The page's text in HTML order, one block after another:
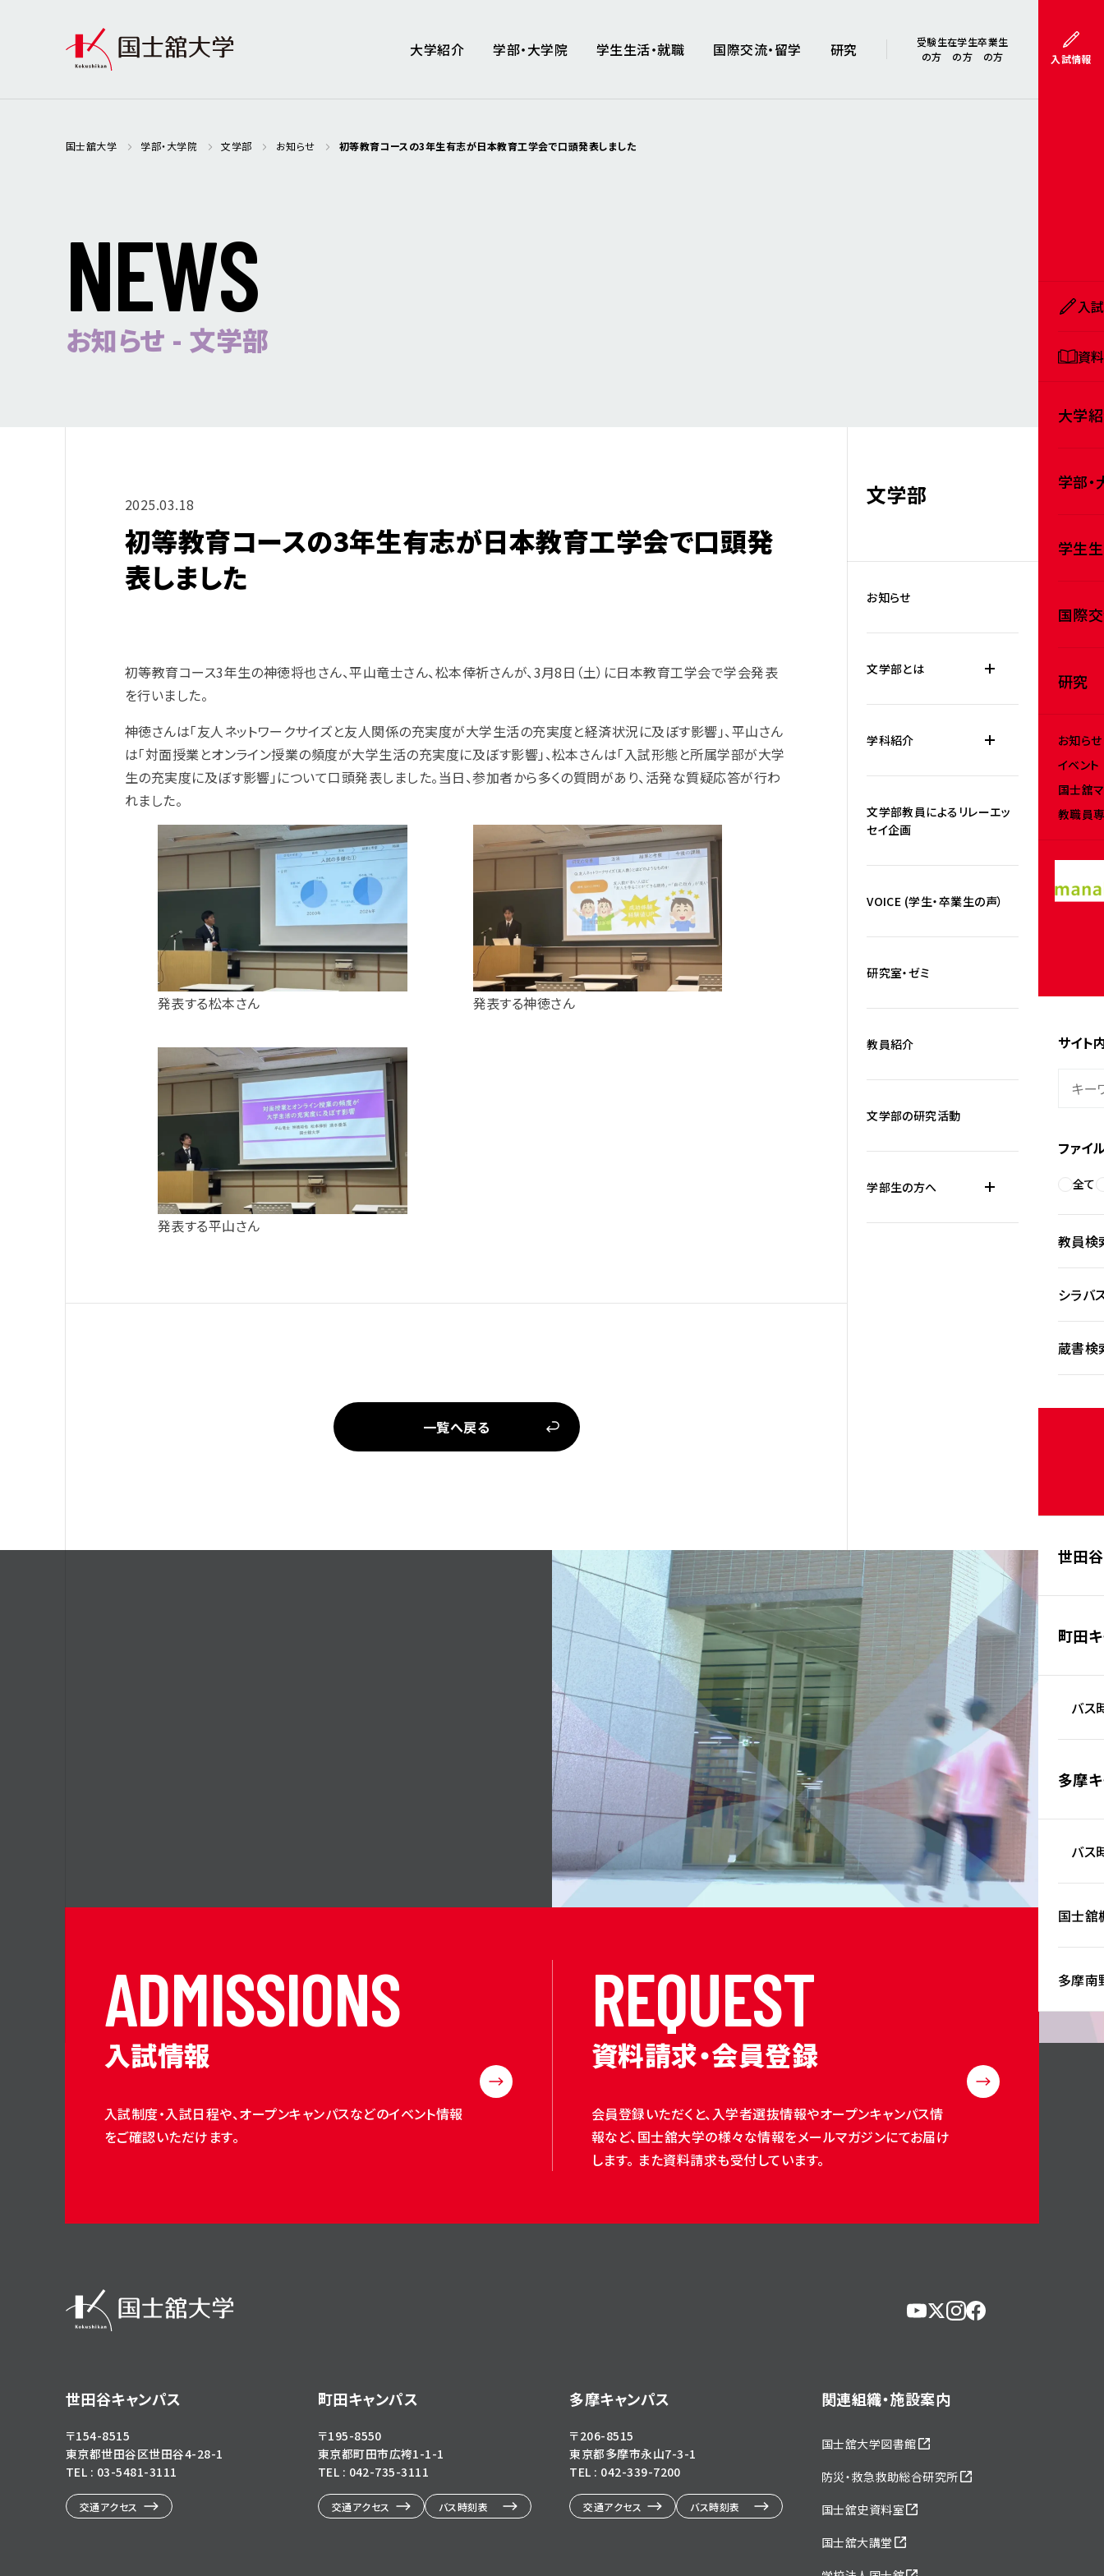
大学紹介 学部・大学院 学生生活・就職 国際交流・留学 研究
受験生
の方
在学生
の方
卒業生
の方
入試情報
入
資
大学
学部
学生
国際
研究
お知らせ
イベント
国士舘
教職員
サイト
ファイ
全て
教員検
シラバ
蔵書検
世田
町田
バス
多摩
バス
国士舘
多摩南
国士舘大学 学部・大学院 文学部 お知らせ 初等教育コースの3年生有志が日本教育工学会で口頭発表しました
NEWS
お知らせ - 文学部
2025.03.18
初等教育コースの3年生有志が日本教育工学会で口頭発
表しました
初等教育コース3年生の神徳将也さん、平山竜士さん、松本倖祈さんが、3月8日（土）に日本教育工学会で学会発表
を行いました。
神徳さんは「友人ネットワークサイズと友人関係の充実度が大学生活の充実度と経済状況に及ぼす影響」、平山さん
は「対面授業とオンライン授業の頻度が大学生活の充実度に及ぼす影響」、松本さんは「入試形態と所属学部が大学
生の充実度に及ぼす影響」について口頭発表しました。当日、参加者から多くの質問があり、活発な質疑応答が行わ
れました。
発表する松本さん 発表する神徳さん
発表する平山さん
一覧へ戻る
文学部
お知らせ
文学部とは
学科紹介
文学部教員によるリレーエッ
セイ企画
VOICE (学生・卒業生の声）
研究室・ゼミ
教員紹介
文学部の研究活動
学部生の方へ
ADMISSIONS
入試情報
入試制度・入試日程や、オープンキャンパスなどのイベント情報
をご確認いただけます。
REQUEST
資料請求・会員登録
会員登録いただくと、入学者選抜情報やオープンキャンパス情
報など、国士舘大学の様々な情報をメールマガジンにてお届け
します。 また資料請求も受付しています。
世田谷キャンパス
〒154-8515
東京都世田谷区世田谷4-28-1
TEL : 03-5481-3111
交通アクセス
町田キャンパス
〒195-8550
東京都町田市広袴1-1-1
TEL : 042-735-3111
交通アクセス バス時刻表
多摩キャンパス
〒206-8515
東京都多摩市永山7-3-1
TEL : 042-339-7200
交通アクセス バス時刻表
関連組織・施設案内
国士舘大学図書館
防災・救急救助総合研究所
国士舘史資料室
国士舘大講堂